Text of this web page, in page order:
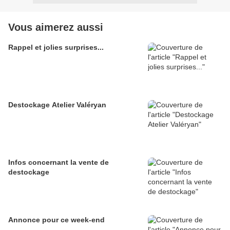
Vous aimerez aussi
Rappel et jolies surprises...
Destockage Atelier Valéryan
Infos concernant la vente de
destockage
Annonce pour ce week-end